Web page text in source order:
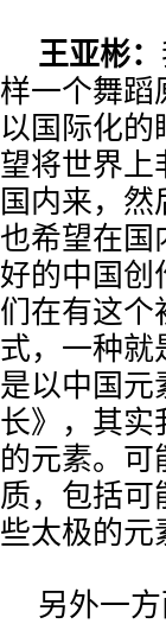
王亚彬：
样一个舞蹈
以国际化的
望将世界上
国内来，
也希望在国
好的中国创
们在有这个
式，一种就
是以中国元
长》，其实
的元素。可
质，包括可
些太极的元
另外一